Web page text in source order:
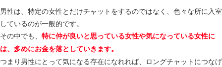
男性は、特定の女性とだけチャットをするのではなく、色々な所に入室
しているのが一般的です。
その中でも、 特に仲が良いと思っている女性や気になっている女性に
は、多めにお金を落としていきます。
つまり男性にとって気になる存在になれれば、ロングチャットにつなげ